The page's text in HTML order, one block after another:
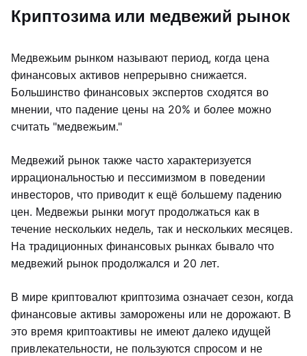
Криптозима или медвежий рынок
Медвежьим рынком называют период, когда цена
финансовых активов непрерывно снижается.
Большинство финансовых экспертов сходятся во
мнении, что падение цены на 20% и более можно
считать "медвежьим."
Медвежий рынок также часто характеризуется
иррациональностью и пессимизмом в поведении
инвесторов, что приводит к ещё большему падению
цен. Медвежьи рынки могут продолжаться как в
течение нескольких недель, так и нескольких месяцев.
На традиционных финансовых рынках бывало что
медвежий рынок продолжался и 20 лет.
В мире криптовалют криптозима означает сезон, когда
финансовые активы заморожены или не дорожают. В
это время криптоактивы не имеют далеко идущей
привлекательности, не пользуются спросом и не